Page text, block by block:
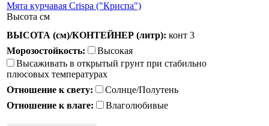
Мята курчавая Crispa ("Криспа")
Высота см
ВЫСОТА (см)/КОНТЕЙНЕР (литр): конт 3
Морозостойкость:
Высокая
Высаживать в открытый грунт при стабильно
плюсовых температурах
Отношение к свету:
Солнце/Полутень
Отношение к влаге:
Влаголюбивые